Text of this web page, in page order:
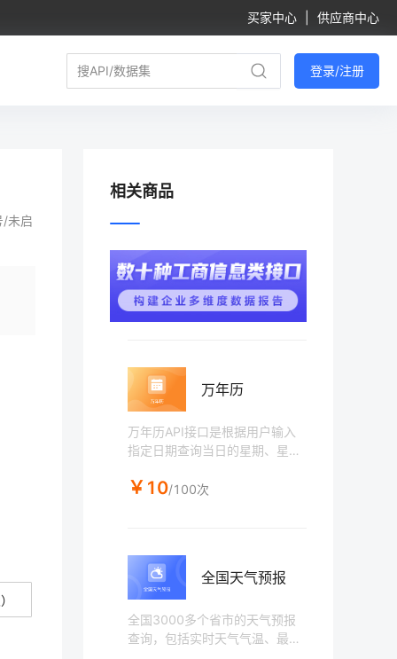
买家中心 供应商中心
登录/注册
/未启
相关商品
万年历
万年历API接口是根据用户输入
指定日期查询当日的星期、星
次、黄历相关的福神、喜神、宜
￥10/100次
全国天气预报
全国3000多个省市的天气预报
查询，包括实时天气气温、最高